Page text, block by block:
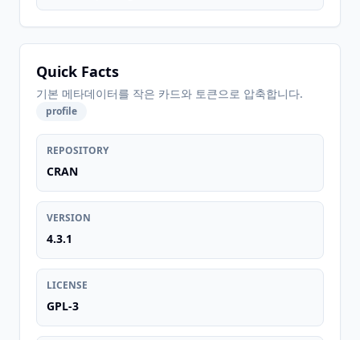
Quick Facts
기본 메타데이터를 작은 카드와 토큰으로 압축합니다.
profile
REPOSITORY
CRAN
VERSION
4.3.1
LICENSE
GPL-3